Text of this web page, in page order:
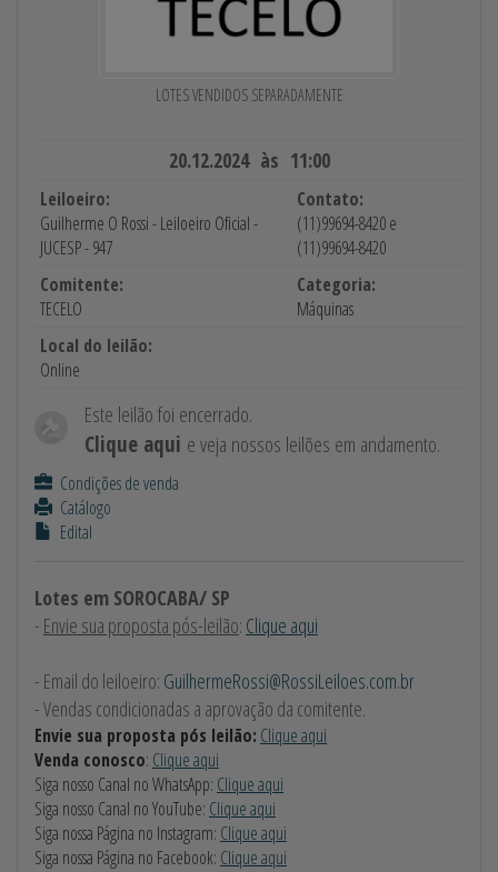
LOTES VENDIDOS SEPARADAMENTE
20.12.2024 às 11:00
Leiloeiro:
Guilherme O Rossi - Leiloeiro Oficial -
JUCESP - 947
Contato:
(11)99694-8420 e
(11)99694-8420
Comitente:
TECELO
Categoria:
Máquinas
Local do leilão:
Online
Este leilão foi encerrado.
Clique aqui e veja nossos leilões em andamento.
Condições de venda
Catálogo
Edital
Lotes em SOROCABA/ SP
- Envie sua proposta pós-leilão: Clique aqui
- Email do leiloeiro: GuilhermeRossi@RossiLeiloes.com.br
- Vendas condicionadas a aprovação da comitente.
Envie sua proposta pós leilão: Clique aqui
Venda conosco: Clique aqui
Siga nosso Canal no WhatsApp: Clique aqui
Siga nosso Canal no YouTube: Clique aqui
Siga nossa Página no Instagram: Clique aqui
Siga nossa Página no Facebook: Clique aqui